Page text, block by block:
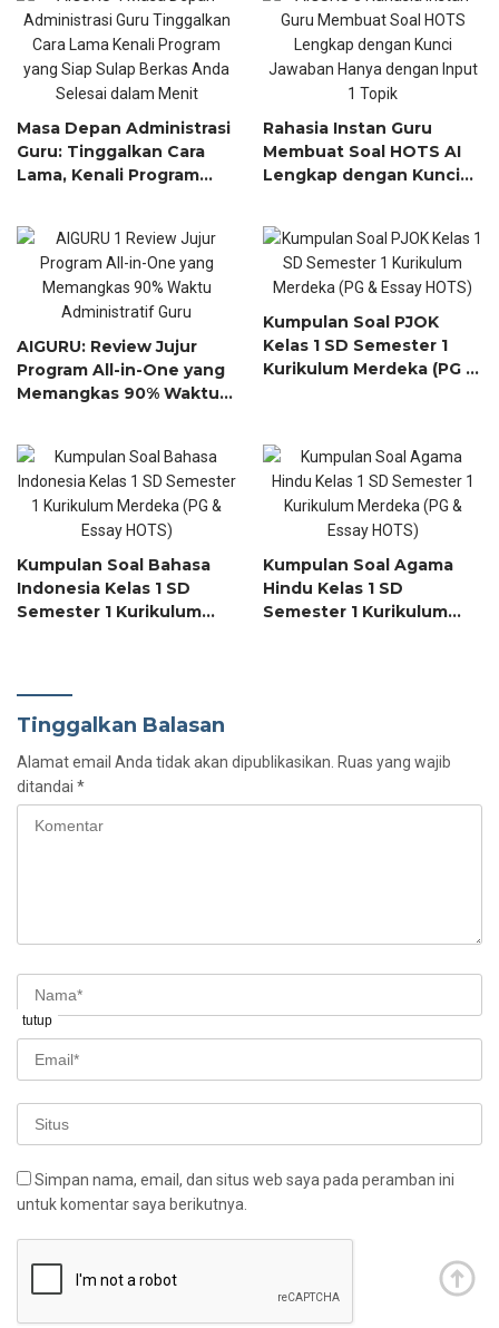
Masa Depan Administrasi
Guru: Tinggalkan Cara
Lama, Kenali Program
Anda Selesai dalam Menit
Rahasia Instan Guru
Membuat Soal HOTS AI
Lengkap dengan Kunci
Input 1 Topik!
AIGURU: Review Jujur
Program All-in-One yang
Memangkas 90% Waktu
Kumpulan Soal PJOK
Kelas 1 SD Semester 1
Kurikulum Merdeka (PG &
Kumpulan Soal Bahasa
Indonesia Kelas 1 SD
Semester 1 Kurikulum
Kumpulan Soal Agama
Hindu Kelas 1 SD
Semester 1 Kurikulum
Tinggalkan Balasan
Alamat email Anda tidak akan dipublikasikan. Ruas yang wajib
ditandai *
Simpan nama, email, dan situs web saya pada peramban ini
untuk komentar saya berikutnya.
tutup